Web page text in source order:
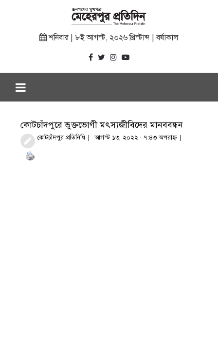
শনিবার | ৮ই আগস্ট, ২০২৬ খ্রিস্টাব্দ | বর্ষাকাল
কোটচাঁদপুরে ভুক্তভোগী মৎস্যজীবিদের মানববন্ধন
কোটচাঁদপুর প্রতিনিধি আগস্ট ১৩, ২০২২ · ৭:৪৩ অপরাহ্ণ